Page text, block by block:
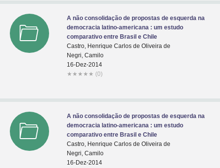
A não consolidação de propostas de esquerda na
democracia latino-americana : um estudo
comparativo entre Brasil e Chile
Castro, Henrique Carlos de Oliveira de
Negri, Camilo
16-Dez-2014
★ ★ ★ ★ ★ (0)
A não consolidação de propostas de esquerda na
democracia latino-americana : um estudo
comparativo entre Brasil e Chile
Castro, Henrique Carlos de Oliveira de
Negri, Camilo
16-Dez-2014